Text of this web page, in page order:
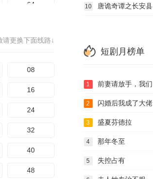
64
80
请更换下面线路↓
08
16
24
32
40
48
10 唐诡奇谭之长安县
短剧月榜单
1 前妻请放手，我们
2 闪婚后我成了大佬
3 盛夏芬德拉
4 那年冬至
5 失控占有